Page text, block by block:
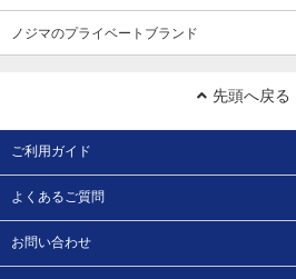
ノジマのプライベートブランド
先頭へ戻る
ご利用ガイド
よくあるご質問
お問い合わせ